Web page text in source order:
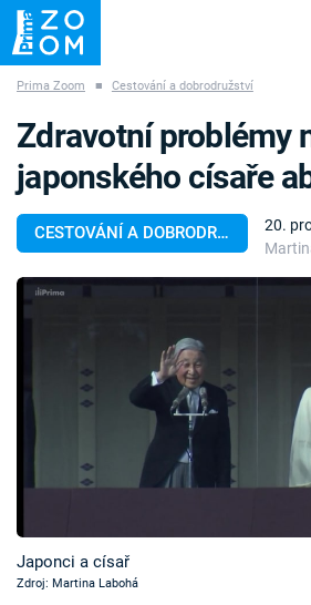
ZÁHADY VETŘELCI DÁVNOVĚKU
Témata
Pořady
TV Program
Sledujte prima+
Prima Zoom ■ Cestování a dobrodružství
CESTOVÁNÍ A DOBRODRUŽSTVÍ
20.
Zdravotní problémy
japonského císaře
Japonci a císař
Zdroj: Martina Labohá